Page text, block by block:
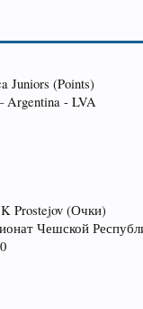
Juniors (Points)
Argentina - LVA
Prostejov (Очки)
Чешской